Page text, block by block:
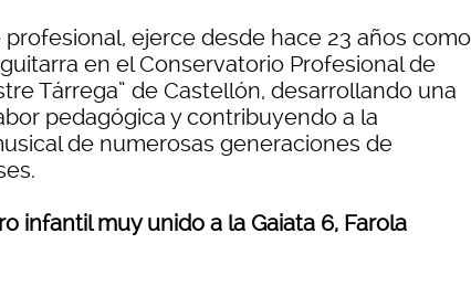
profesional, ejerce desde hace 23 años como
en el Conservatorio Profesional de
Tárrega” de Castellón, desarrollando una
pedagógica y contribuyendo a la
de numerosas generaciones de
infantil muy unido a la Gaiata 6, Farola